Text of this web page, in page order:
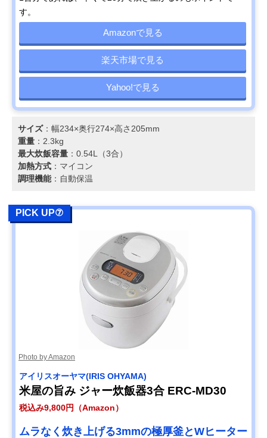
す。
Amazonで見る
楽天市場で見る
Yahoo!で見る
サイズ：幅234×奥行274×高さ205mm
重量 ：2.3kg
最大炊飯容量 ：0.54L（3合）
加熱方式 ：マイコン
調理機能：自動保温
PICK UP⑦
Photo by Amazon
アイリスオーヤマ(IRIS OHYAMA)
米屋の旨み ジャー炊飯器3合 ERC-MD30
税込み9,800円（Amazon）
ムラなく炊き上げる3mmの極厚釜とWヒーター